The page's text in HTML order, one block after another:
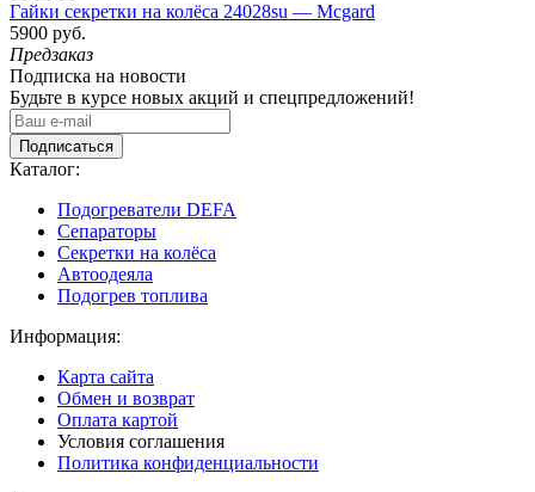
Гайки секретки на колёса 24028su — Mcgard
5900 руб.
Предзаказ
Подписка на новости
Будьте в курсе новых акций и спецпредложений!
Подписаться
Каталог:
Подогреватели DEFA
Сепараторы
Секретки на колёса
Автоодеяла
Подогрев топлива
Информация:
Карта сайта
Обмен и возврат
Оплата картой
Условия соглашения
Политика конфиденциальности